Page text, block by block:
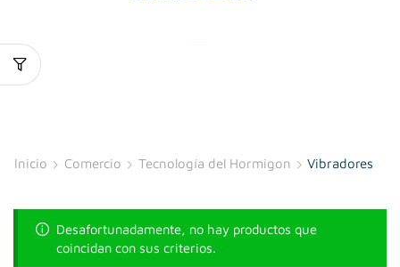
Inicio Comercio Tecnología del Hormigon Vibradores
Desafortunadamente, no hay productos que
coincidan con sus criterios.